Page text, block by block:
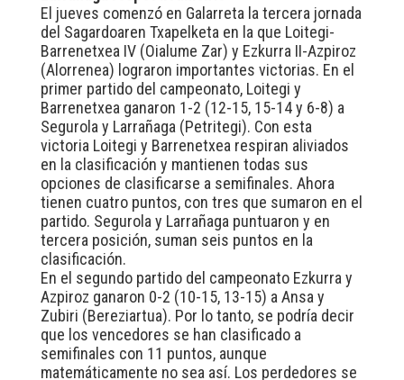
El jueves comenzó en Galarreta la tercera jornada
del Sagardoaren Txapelketa en la que Loitegi-
Barrenetxea IV (Oialume Zar) y Ezkurra II-Azpiroz
(Alorrenea) lograron importantes victorias. En el
primer partido del campeonato, Loitegi y
Barrenetxea ganaron 1-2 (12-15, 15-14 y 6-8) a
Segurola y Larrañaga (Petritegi). Con esta
victoria Loitegi y Barrenetxea respiran aliviados
en la clasificación y mantienen todas sus
opciones de clasificarse a semifinales. Ahora
tienen cuatro puntos, con tres que sumaron en el
partido. Segurola y Larrañaga puntuaron y en
tercera posición, suman seis puntos en la
clasificación.
En el segundo partido del campeonato Ezkurra y
Azpiroz ganaron 0-2 (10-15, 13-15) a Ansa y
Zubiri (Bereziartua). Por lo tanto, se podría decir
que los vencedores se han clasificado a
semifinales con 11 puntos, aunque
matemáticamente no sea así. Los perdedores se